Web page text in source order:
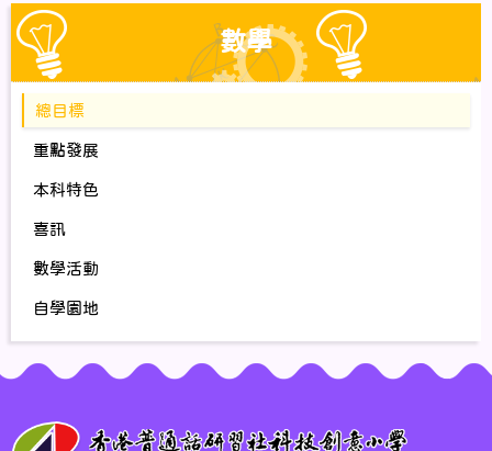
數學
總目標
重點發展
本科特色
喜訊
數學活動
自學園地